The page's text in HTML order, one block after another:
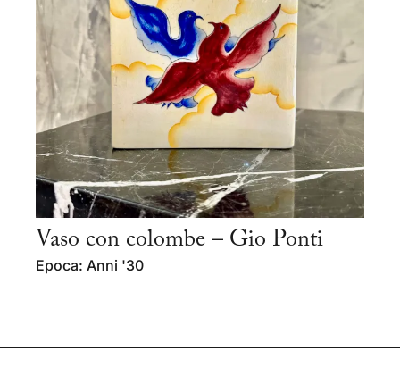
Vaso con colombe – Gio Ponti
Epoca: Anni '30